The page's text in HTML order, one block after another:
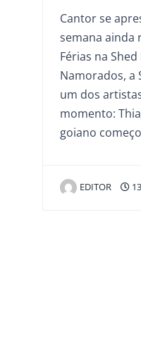
Cantor se
semana ainda
Férias na
Namorados, a
um dos
momento:
goiano
EDITOR